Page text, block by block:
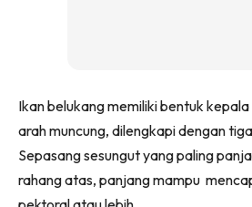
Ikan belukang memiliki bentuk
arah muncung, dilengkapi dengan
Sepasang sesungut yang paling
rahang atas, panjang mampu